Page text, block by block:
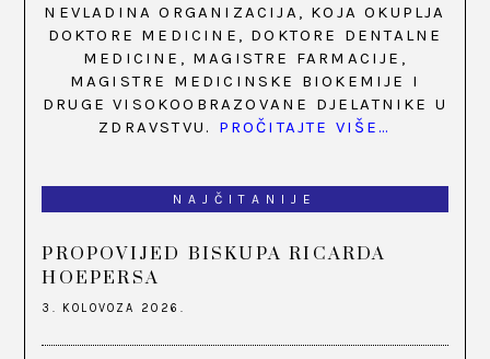
NEVLADINA ORGANIZACIJA, KOJA OKUPLJA
DOKTORE MEDICINE, DOKTORE DENTALNE
MEDICINE, MAGISTRE FARMACIJE,
MAGISTRE MEDICINSKE BIOKEMIJE I
DRUGE VISOKOOBRAZOVANE DJELATNIKE U
ZDRAVSTVU. PROČITAJTE VIŠE…
NAJČITANIJE
PROPOVIJED BISKUPA RICARDA
HOEPERSA
3. KOLOVOZA 2026.